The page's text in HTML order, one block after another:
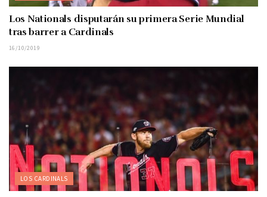
Los Nationals disputarán su primera Serie Mundial
tras barrer a Cardinals
16/10/2019
LOS CARDINALS